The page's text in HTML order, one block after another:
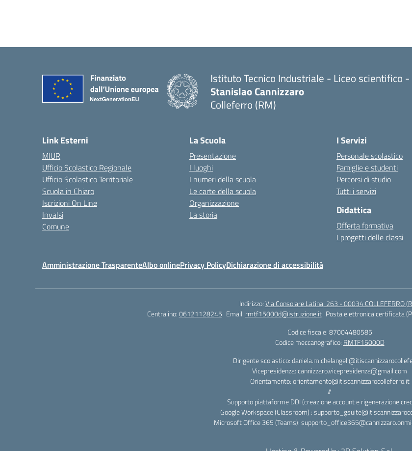
Istituto Tecnico Industriale - Liceo scientifico
Stanislao Cannizzaro
Colleferro (RM)
Link Esterni
MIUR
Ufficio Scolastico Regionale
Ufficio Scolastico Territoriale
Scuola in Chiaro
Iscrizioni On Line
Invalsi
Comune
La Scuola
Presentazione
I luoghi
I numeri della scuola
Le carte della scuola
Organizzazione
La storia
I Servizi
Personale scolastico
Famiglie e studenti
Percorsi di studio
Tutti i servizi
Didattica
Offerta formativa
I progetti delle classi
Amministrazione TrasparenteAlbo onlinePrivacy PolicyDichiarazione di accessibilità
Indirizzo:Via Consolare Latina, 263 - 00034 COLLEFERRO
Centralino:06121128245 Email: rmtf15000d@istruzione.it Posta elettronica certificata
Codice fiscale: 87004480585
Codice meccanografico: RMTF15000D
Dirigente scolastico:
Vicepresidenza: cannizzaro.vicepresidenza@gmail.com
Orientamento: orientamento@itiscannizzarocolleferro.it
//
Supporto piattaforme DDI (creazione account e rigenerazione
Google Workspace (Classroom) :
Microsoft Office 365 (Teams):